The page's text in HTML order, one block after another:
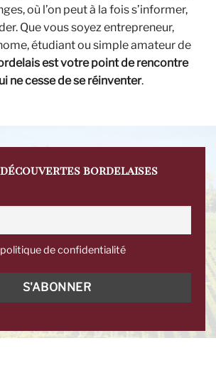
où l’on peut à la fois s’informer,
Que vous soyez entrepreneur,
étudiant ou simple amateur de
est votre point de rencontre
ne cesse de se réinventer.
découvertes bordelaises
de confidentialité